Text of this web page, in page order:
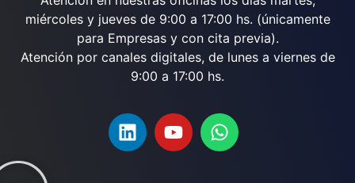
miércoles y jueves de 9:00 a 17:00 hs. (únicamente
para Empresas y con cita previa).
Atención por canales digitales, de lunes a viernes de
9:00 a 17:00 hs.